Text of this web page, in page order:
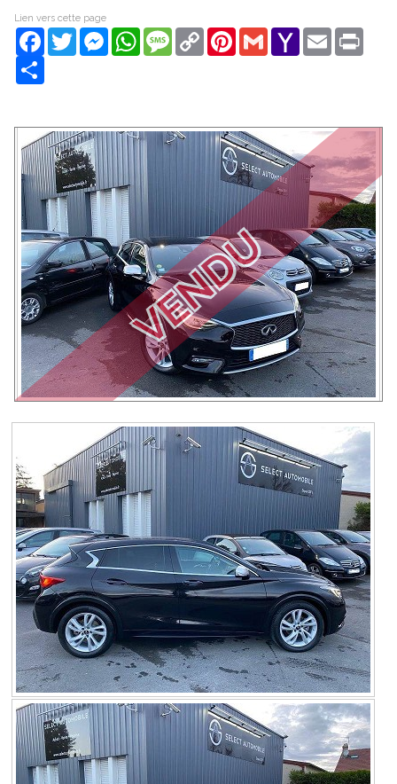
Lien vers cette page
Facebook
TwitterMessengerWhatsApp
Message
Copy
Link
Pinterest
GmailYahoo
Mail
Email